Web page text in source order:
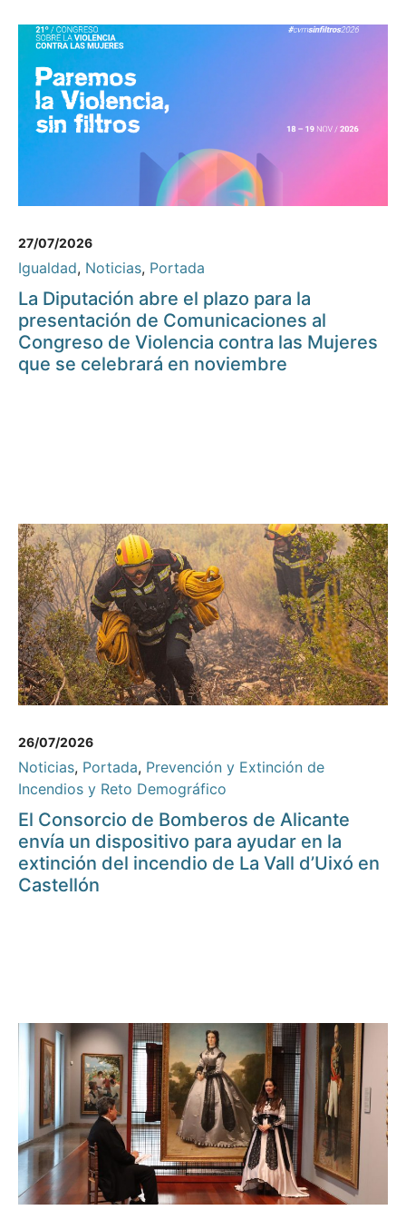
27/07/2026
Igualdad, Noticias, Portada
La Diputación abre el plazo para la
presentación de Comunicaciones al
Congreso de Violencia contra las Mujeres
que se celebrará en noviembre
26/07/2026
Noticias, Portada, Prevención y Extinción de
Incendios y Reto Demográfico
El Consorcio de Bomberos de Alicante
envía un dispositivo para ayudar en la
extinción del incendio de La Vall d’Uixó en
Castellón